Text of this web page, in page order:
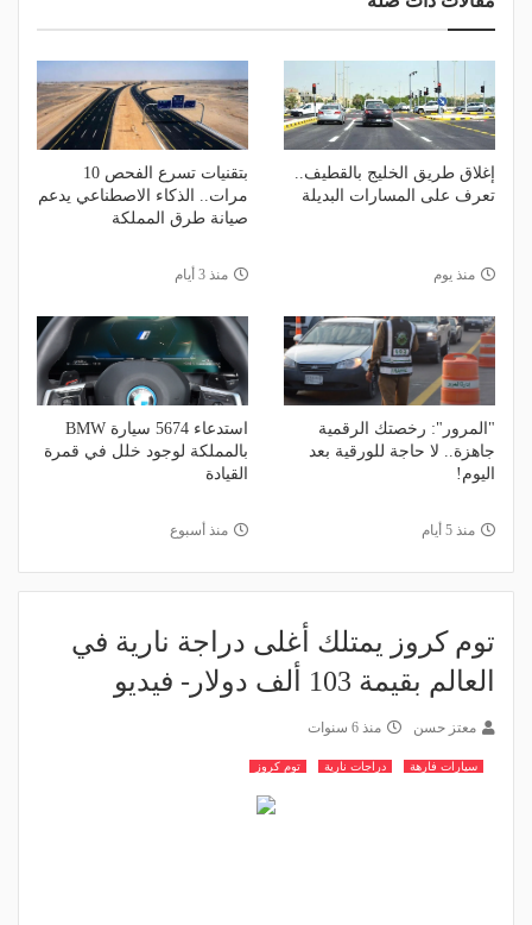
إغلاق طريق الخليج بالقطيف..
تعرف على المسارات البديلة
منذ يوم
بتقنيات تسرع الفحص 10
مرات.. الذكاء الاصطناعي يدعم
صيانة طرق المملكة
منذ 3 أيام
"المرور": رخصتك الرقمية
جاهزة.. لا حاجة للورقية بعد
اليوم!
منذ 5 أيام
استدعاء 5674 سيارة BMW
بالمملكة لوجود خلل في قمرة
القيادة
منذ أسبوع
توم كروز يمتلك أغلى دراجة نارية في
العالم بقيمة 103 ألف دولار- فيديو
معتز حسن منذ 6 سنوات
سيارات فارهة دراجات نارية توم كروز